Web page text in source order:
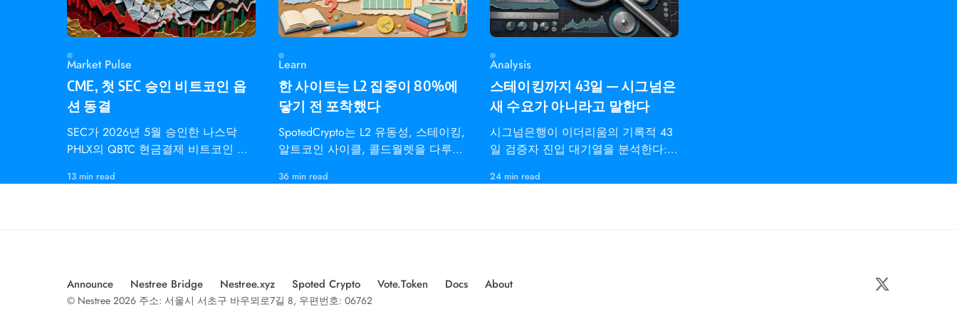
Market Pulse
CME, 첫 SEC 승인 비트코인 옵
션 동결
SEC가 2026년 5월 승인한 나스닥
PHLX의 QBTC 현금결제 비트코인 지
13 min read
Learn
한 사이트는 L2 집중이 80%에
닿기 전 포착했다
SpotedCrypto는 L2 유동성, 스테이킹,
알트코인 사이클, 콜드월렛을 다루는
다.
36 min read
Analysis
스테이킹까지 43일 — 시그넘은
새 수요가 아니라고 말한다
시그넘은행이 이더리움의 기록적 43
일 검증자 진입 대기열을 분석한다:
24 min read
Announce Nestree Bridge Nestree.xyz Spoted Crypto Vote.Token Docs About
© Nestree 2026 주소: 서울시 서초구 바우뫼로7길 8, 우편번호: 06762